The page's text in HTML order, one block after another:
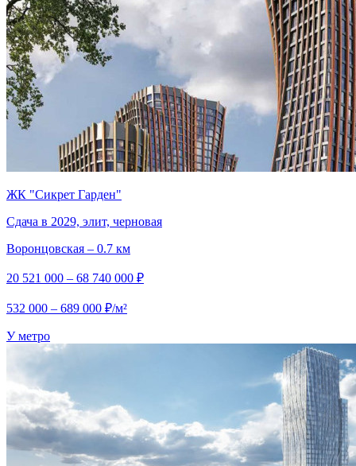
ЖК "Сикрет Гарден"
Сдача в 2029, элит, черновая
Воронцовская – 0.7 км
20 521 000 – 68 740 000 ₽
532 000 – 689 000 ₽/м²
У метро